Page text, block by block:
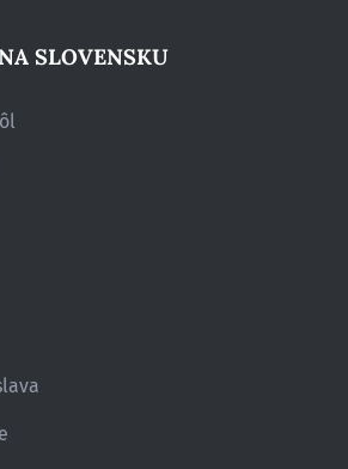
SLOVENSKU